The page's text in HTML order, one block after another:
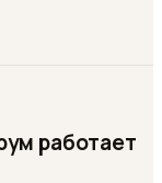
работает